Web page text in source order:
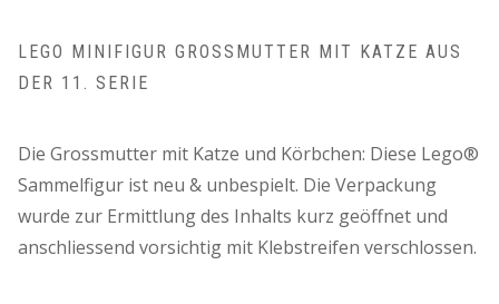
LEGO MINIFIGUR GROSSMUTTER MIT KATZE AUS
DER 11. SERIE
Die Grossmutter mit Katze und Körbchen: Diese Lego®
Sammelfigur ist neu & unbespielt. Die Verpackung
wurde zur Ermittlung des Inhalts kurz geöffnet und
anschliessend vorsichtig mit Klebstreifen verschlossen.